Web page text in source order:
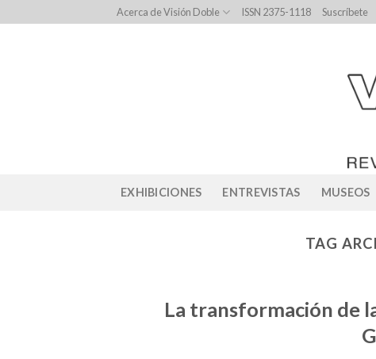
to
Acerca de Visión Doble ISSN 2375-1118 Suscríbete
EXHIBICIONES ENTREVISTAS MUSEOS
TAG
La transformación de